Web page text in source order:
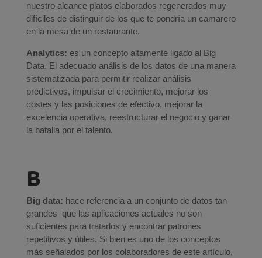
nuestro alcance platos elaborados regenerados muy
difíciles de distinguir de los que te pondría un camarero
en la mesa de un restaurante.
Analytics: es un concepto altamente ligado al Big
Data. El adecuado análisis de los datos de una manera
sistematizada para permitir realizar análisis
predictivos, impulsar el crecimiento, mejorar los
costes y las posiciones de efectivo, mejorar la
excelencia operativa, reestructurar el negocio y ganar
la batalla por el talento.
B
Big data: hace referencia a un conjunto de datos tan
grandes que las aplicaciones actuales no son
suficientes para tratarlos y encontrar patrones
repetitivos y útiles. Si bien es uno de los conceptos
más señalados por los colaboradores de este artículo,